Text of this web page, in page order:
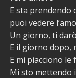
E sta prendendo
puoi vedere
Un giorno, ti
E il giorno dopo,
E mi piacciono
Mi sto mettendo